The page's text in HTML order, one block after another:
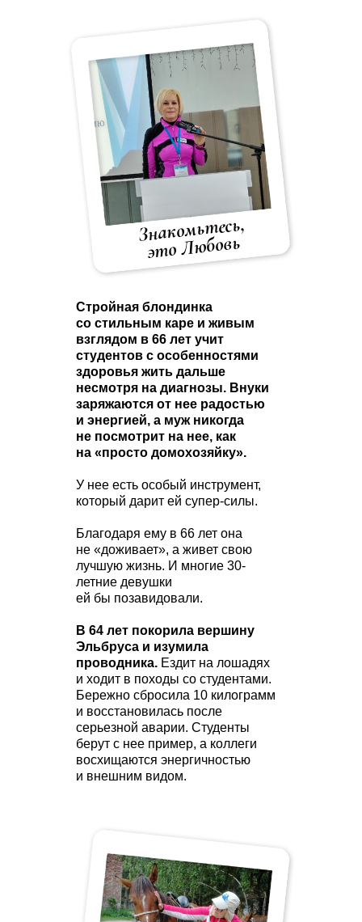
Знакомьтесь,
это Любовь
Стройная блондинка
со стильным каре и живым
взглядом в 66 лет учит
студентов с особенностями
здоровья жить дальше
несмотря на диагнозы. Внуки
заряжаются от нее радостью
и энергией, а муж никогда
не посмотрит на нее, как
на «просто домохозяйку».
У нее есть особый инструмент,
который дарит ей супер-силы.
Благодаря ему в 66 лет она
не «доживает», а живет свою
лучшую жизнь. И многие 30-
летние девушки
ей бы позавидовали.
В 64 лет покорила вершину
Эльбруса и изумила
проводника. Ездит на лошадях
и ходит в походы со студентами.
Бережно сбросила 10 килограмм
и восстановилась после
серьезной аварии. Студенты
берут с нее пример, а коллеги
восхищаются энергичностью
и внешним видом.